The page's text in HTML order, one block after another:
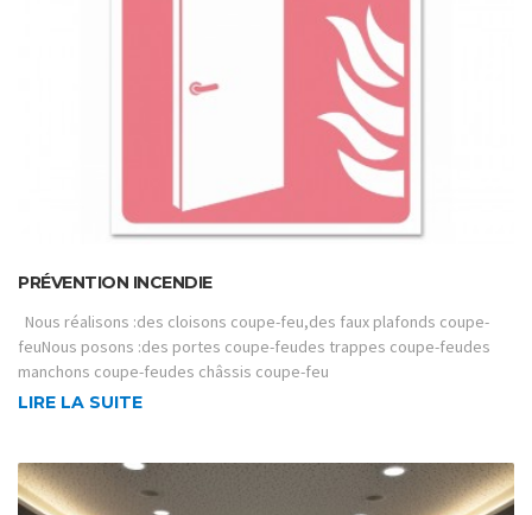
PRÉVENTION INCENDIE
Nous réalisons :des cloisons coupe-feu,des faux plafonds coupe-
feuNous posons :des portes coupe-feudes trappes coupe-feudes
manchons coupe-feudes châssis coupe-feu
LIRE LA SUITE